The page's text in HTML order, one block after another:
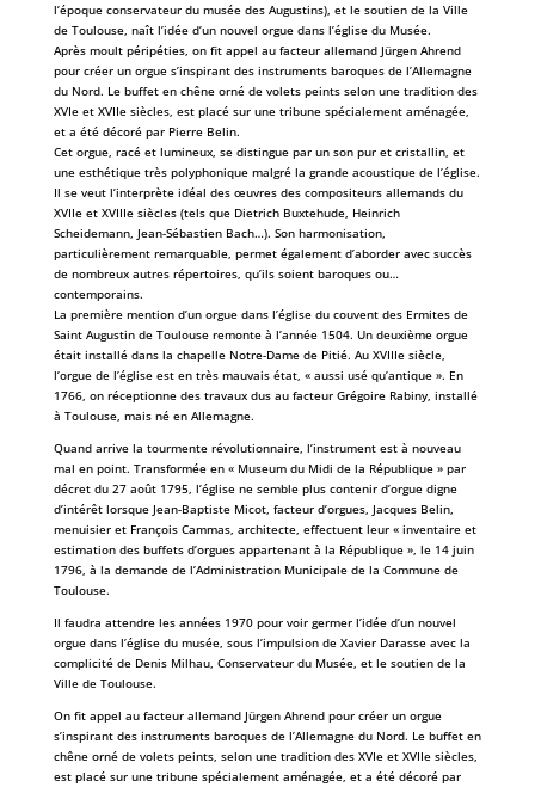
l’époque conservateur du musée des Augustins), et le soutien de la Ville
de Toulouse, naît l’idée d’un nouvel orgue dans l’église du Musée.
Après moult péripéties, on fit appel au facteur allemand Jürgen Ahrend
pour créer un orgue s’inspirant des instruments baroques de l’Allemagne
du Nord. Le buffet en chêne orné de volets peints selon une tradition des
XVIe et XVIIe siècles, est placé sur une tribune spécialement aménagée,
et a été décoré par Pierre Belin.
Cet orgue, racé et lumineux, se distingue par un son pur et cristallin, et
une esthétique très polyphonique malgré la grande acoustique de l’église.
Il se veut l’interprète idéal des œuvres des compositeurs allemands du
XVIIe et XVIIIe siècles (tels que Dietrich Buxtehude, Heinrich
Scheidemann, Jean-Sébastien Bach…). Son harmonisation,
particulièrement remarquable, permet également d’aborder avec succès
de nombreux autres répertoires, qu’ils soient baroques ou…
contemporains.
La première mention d’un orgue dans l’église du couvent des Ermites de
Saint Augustin de Toulouse remonte à l’année 1504. Un deuxième orgue
était installé dans la chapelle Notre-Dame de Pitié. Au XVIIIe siècle,
l’orgue de l’église est en très mauvais état, « aussi usé qu’antique ». En
1766, on réceptionne des travaux dus au facteur Grégoire Rabiny, installé
à Toulouse, mais né en Allemagne.
Quand arrive la tourmente révolutionnaire, l’instrument est à nouveau
mal en point. Transformée en « Museum du Midi de la République » par
décret du 27 août 1795, l’église ne semble plus contenir d’orgue digne
d’intérêt lorsque Jean-Baptiste Micot, facteur d’orgues, Jacques Belin,
menuisier et François Cammas, architecte, effectuent leur « inventaire et
estimation des buffets d’orgues appartenant à la République », le 14 juin
1796, à la demande de l’Administration Municipale de la Commune de
Toulouse.
Il faudra attendre les années 1970 pour voir germer l’idée d’un nouvel
orgue dans l’église du musée, sous l’impulsion de Xavier Darasse avec la
complicité de Denis Milhau, Conservateur du Musée, et le soutien de la
Ville de Toulouse.
On fit appel au facteur allemand Jürgen Ahrend pour créer un orgue
s’inspirant des instruments baroques de l’Allemagne du Nord. Le buffet en
chêne orné de volets peints, selon une tradition des XVIe et XVIIe siècles,
est placé sur une tribune spécialement aménagée, et a été décoré par